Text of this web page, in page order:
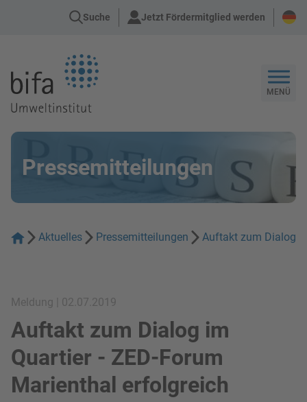
Suche Jetzt Fördermitglied werden
MENÜ
Pressemitteilungen
Aktuelles Pressemitteilungen Auftakt zum Dialog
Meldung | 02.07.2019
Auftakt zum Dialog im
Quartier - ZED-Forum
Marienthal erfolgreich